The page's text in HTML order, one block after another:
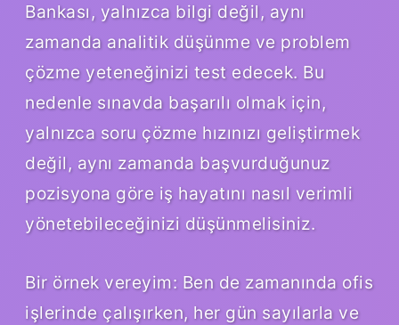
Bankası, yalnızca bilgi değil, aynı
zamanda analitik düşünme ve problem
çözme yeteneğinizi test edecek. Bu
nedenle sınavda başarılı olmak için,
yalnızca soru çözme hızınızı geliştirmek
değil, aynı zamanda başvurduğunuz
pozisyona göre iş hayatını nasıl verimli
yönetebileceğinizi düşünmelisiniz.
Bir örnek vereyim: Ben de zamanında ofis
işlerinde çalışırken, her gün sayılarla ve